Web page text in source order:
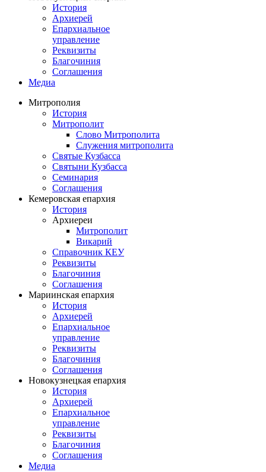
История
Архиерей
Епархиальное
управление
Реквизиты
Благочиния
Соглашения
Медиа
Митрополия
История
Митрополит
Слово Митрополита
Служения митрополита
Святые Кузбасса
Святыни Кузбасса
Семинария
Соглашения
Кемеровская епархия
История
Архиереи
Митрополит
Викарий
Справочник КЕУ
Реквизиты
Благочиния
Соглашения
Мариинская епархия
История
Архиерей
Епархиальное
управление
Реквизиты
Благочиния
Соглашения
Новокузнецкая епархия
История
Архиерей
Епархиальное
управление
Реквизиты
Благочиния
Соглашения
Медиа